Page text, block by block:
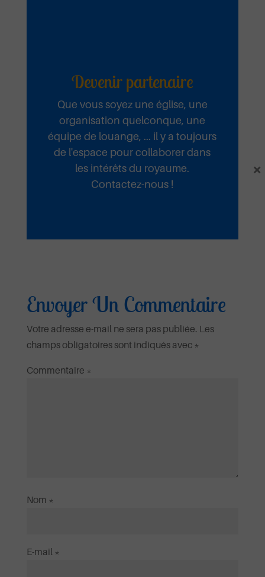
Devenir partenaire
Que vous soyez une église, une
organisation quelconque, une
équipe de louange, ... il y a toujours
de l'espace pour collaborer dans
les intérêts du royaume.
Contactez-nous !
Envoyer Un Commentaire
Votre adresse e-mail ne sera pas publiée. Les
champs obligatoires sont indiqués avec *
Commentaire *
Nom *
E-mail *
×